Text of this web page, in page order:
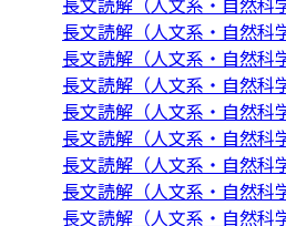
長文読解（人文系・自然科
長文読解（人文系・自然科
長文読解（人文系・自然科
長文読解（人文系・自然科
長文読解（人文系・自然科
長文読解（人文系・自然科
長文読解（人文系・自然科
長文読解（人文系・自然科